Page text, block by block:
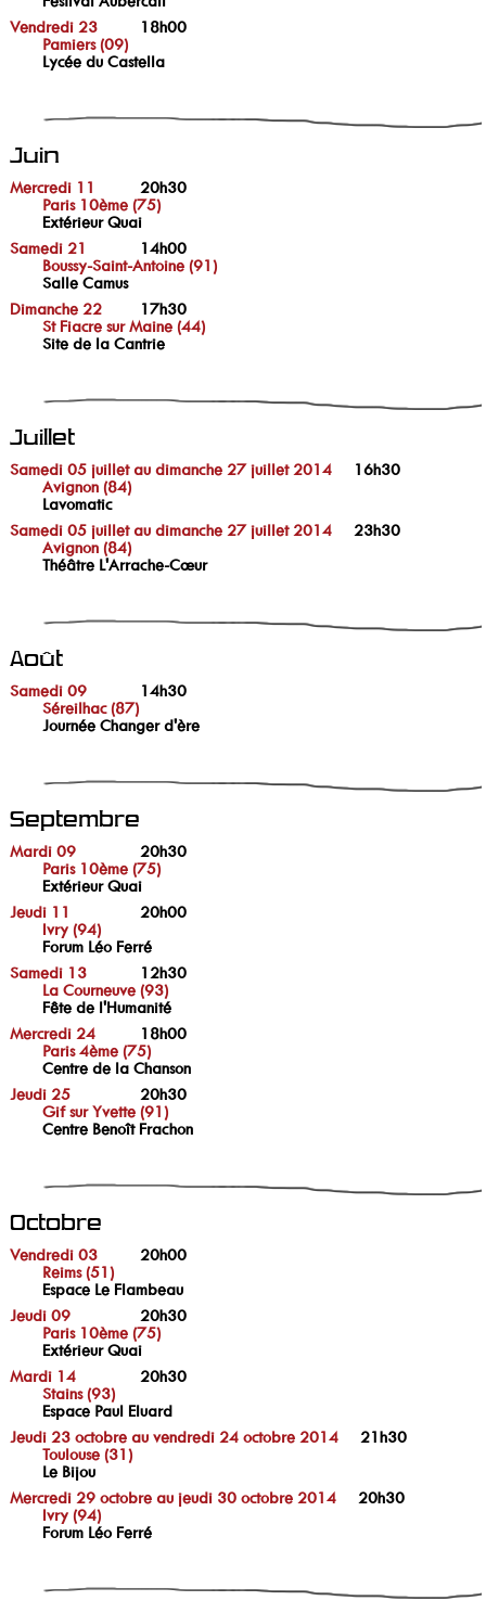
Vendredi 23
18h00
Pamiers (09)
Lycée du Castella
Juin
Mercredi 11
20h30
Paris 10ème (75)
Extérieur Quai
Samedi 21
14h00
Boussy-Saint-Antoine (91)
Salle Camus
Dimanche 22
17h30
St Fiacre sur Maine (44)
Site de la Cantrie
Juillet
Samedi 05 juillet au dimanche 27 juillet 2014
16h30
Avignon (84)
Lavomatic
Samedi 05 juillet au dimanche 27 juillet 2014
23h30
Avignon (84)
Théâtre L'Arrache-Cœur
Août
Samedi 09
14h30
Séreilhac (87)
Journée Changer d'ère
Septembre
Mardi 09
20h30
Paris 10ème (75)
Extérieur Quai
Jeudi 11
20h00
Ivry (94)
Forum Léo Ferré
Samedi 13
12h30
La Courneuve (93)
Fête de l'Humanité
Mercredi 24
18h00
Paris 4ème (75)
Centre de la Chanson
Jeudi 25
20h30
Gif sur Yvette (91)
Centre Benoît Frachon
Octobre
Vendredi 03
20h00
Reims (51)
Espace Le Flambeau
Jeudi 09
20h30
Paris 10ème (75)
Extérieur Quai
Mardi 14
20h30
Stains (93)
Espace Paul Eluard
Jeudi 23 octobre au vendredi 24 octobre 2014
21h30
Toulouse (31)
Le Bijou
Mercredi 29 octobre au jeudi 30 octobre 2014
20h30
Ivry (94)
Forum Léo Ferré